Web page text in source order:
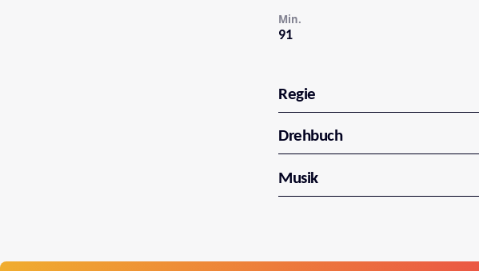
91
Min.
Regie
Drehbuch
Musik